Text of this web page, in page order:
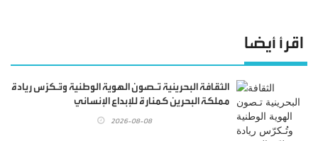
اقرأ أيضا
الثقافة البحرينية تـصون الهوية الوطنية وتُـكرّس ريادة
مملكة البحرين كمنارة للإبداع الإنساني
2026-08-08